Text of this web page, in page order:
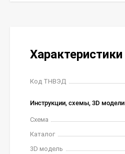
Характеристики
Код ТНВЭД
Инструкции, схемы, 3D модели
Схема
Каталог
3D модель